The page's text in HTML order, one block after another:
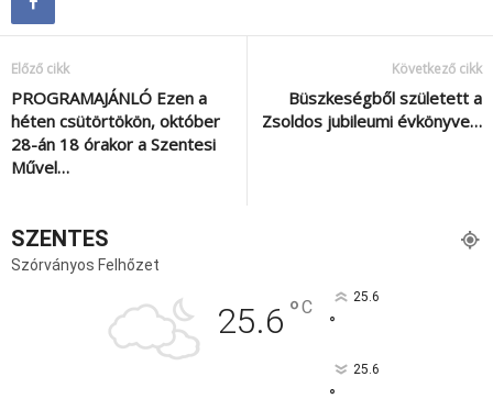
Előző cikk
PROGRAMAJÁNLÓ Ezen a
héten csütörtökön, október
28-án 18 órakor a Szentesi
Művel…
Következő cikk
Büszkeségből született a
Zsoldos jubileumi évkönyve…
SZENTES
Szórványos Felhőzet
25.6 °C 25.6
°
25.6
°